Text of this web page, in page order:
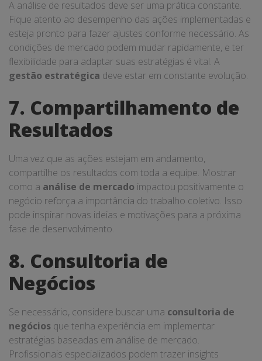
A análise de resultados deve ser uma prática constante.
Fique atento ao desempenho das ações implementadas e
esteja pronto para fazer ajustes conforme necessário. As
condições de mercado podem mudar rapidamente, e ter
flexibilidade para adaptar suas estratégias é vital. A
gestão estratégica deve estar em constante evolução.
7. Compartilhamento de
Resultados
Uma vez que as ações estejam em andamento,
compartilhe os resultados com toda a equipe. Mostrar
como a análise de mercado impactou positivamente o
negócio reforça a importância do trabalho coletivo. Isso
pode inspirar novas ideias e motivações para a próxima
fase de desenvolvimento.
8. Consultoria de
Negócios
Se necessário, considere buscar uma consultoria de
negócios que tenha experiência em implementar
estratégias baseadas em análise de mercado.
Profissionais especializados podem trazer insights